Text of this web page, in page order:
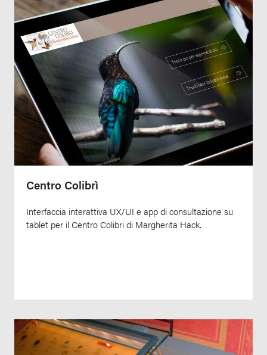
Centro Colibrì
Interfaccia interattiva UX/UI e app di consultazione su
tablet per il Centro Colibri di Margherita Hack.